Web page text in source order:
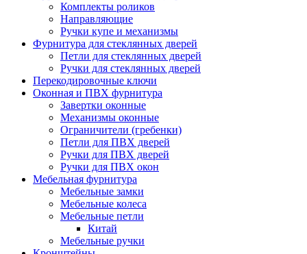
Комплекты роликов
Направляющие
Ручки купе и механизмы
Фурнитура для стеклянных дверей
Петли для стеклянных дверей
Ручки для стеклянных дверей
Перекодировочные ключи
Оконная и ПВХ фурнитура
Завертки оконные
Механизмы оконные
Ограничители (гребенки)
Петли для ПВХ дверей
Ручки для ПВХ дверей
Ручки для ПВХ окон
Мебельная фурнитура
Мебельные замки
Мебельные колеса
Мебельные петли
Китай
Мебельные ручки